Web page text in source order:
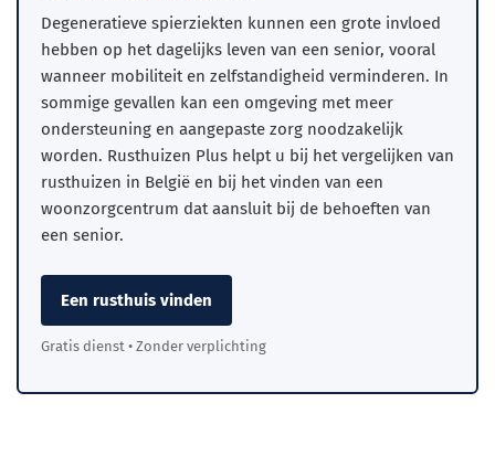
Degeneratieve spierziekten kunnen een grote invloed
hebben op het dagelijks leven van een senior, vooral
wanneer mobiliteit en zelfstandigheid verminderen. In
sommige gevallen kan een omgeving met meer
ondersteuning en aangepaste zorg noodzakelijk
worden. Rusthuizen Plus helpt u bij het vergelijken van
rusthuizen in België en bij het vinden van een
woonzorgcentrum dat aansluit bij de behoeften van
een senior.
Een rusthuis vinden
Gratis dienst • Zonder verplichting